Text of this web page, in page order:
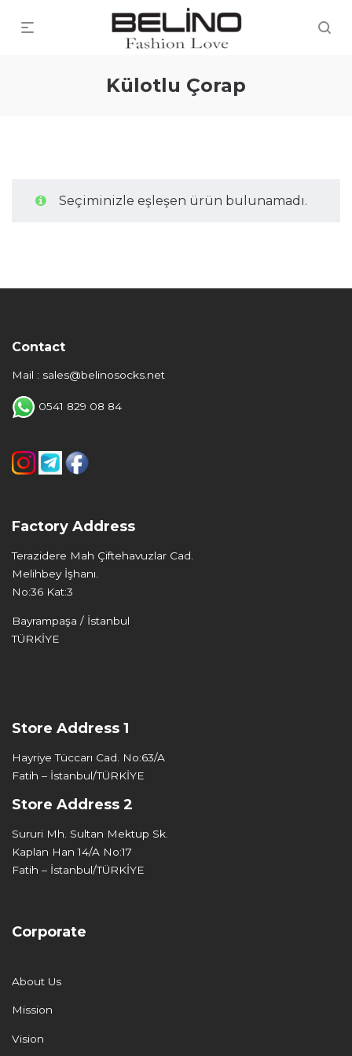
Külotlu Çorap
Seçiminizle eşleşen ürün bulunamadı.
Contact
Mail : sales@belinosocks.net
0541 829 08 84
Factory Address
Terazidere Mah Çiftehavuzlar Cad.
Melihbey İşhanı.
No:36 Kat:3
Bayrampaşa / İstanbul
TÜRKİYE
Store Address 1
Hayriye Tüccarı Cad. No:63/A
Fatih – İstanbul/TÜRKİYE
Store Address 2
Sururi Mh. Sultan Mektup Sk.
Kaplan Han 14/A No:17
Fatih – İstanbul/TÜRKİYE
Corporate
About Us
Mission
Vision